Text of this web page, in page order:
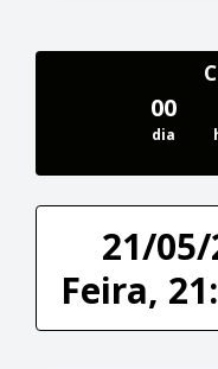
00
dia
21/05/
Feira,